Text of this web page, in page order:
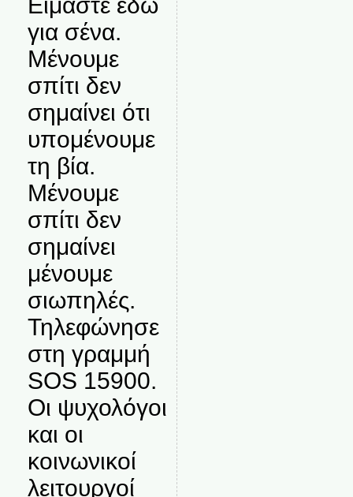
για σένα.
Μένουμε
σπίτι δεν
σημαίνει ότι
υπομένουμε
τη βία.
Μένουμε
σπίτι δεν
σημαίνει
μένουμε
σιωπηλές.
Τηλεφώνησε
στη γραμμή
SOS 15900.
Οι ψυχολόγοι
και οι
κοινωνικοί
λειτουργοί